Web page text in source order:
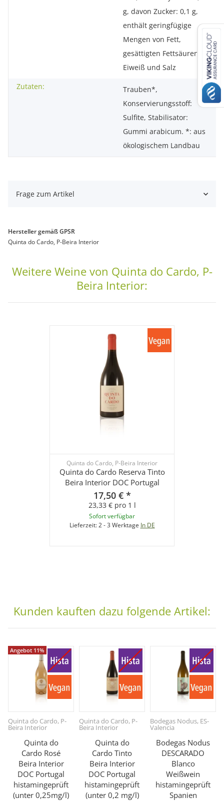
g, davon Zucker: 0,1 g,
enthält geringfügige
Mengen von Fett,
gesättigten Fettsäuren,
Eiweiß und Salz
Zutaten:
Trauben*,
Konservierungsstoff:
Sulfite, Stabilisator:
Gummi arabicum. *: aus
ökologischem Landbau
Frage zum Artikel
Hersteller gemäß GPSR
Quinta do Cardo, P-Beira Interior
Weitere Weine von Quinta do Cardo, P-
Beira Interior:
Quinta do Cardo, P-Beira Interior
Quinta do Cardo Reserva Tinto
Beira Interior DOC Portugal
17,50 € *
23,33 € pro 1 l
Sofort verfügbar
Lieferzeit:2 - 3 Werktage In DE
Kunden kauften dazu folgende Artikel:
Angebot 11%
Quinta do Cardo, P-
Beira Interior
Quinta do
Cardo Rosé
Beira Interior
DOC Portugal
histamingeprüft
(unter 0,25mg/l)
Quinta do Cardo, P-
Beira Interior
Quinta do
Cardo Tinto
Beira Interior
DOC Portugal
histamingeprüft
(unter 0,2 mg/l)
Bodegas Nodus, ES-
Valencia
Bodegas Nodus
DESCARADO
Blanco
Weißwein
histamingeprüft
Spanien